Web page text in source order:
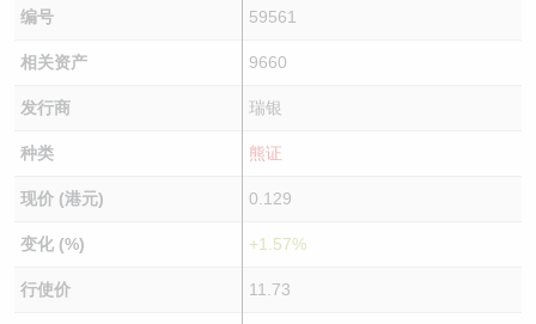
编号 59561
相关资产 9660
发行商 瑞银
种类 熊证
现价 (港元) 0.129
变化 (%) +1.57%
行使价 11.73
认股证文件及公告 (瑞信)
牛熊证速算机
牛熊证文件及公告 (瑞信)
即市板块表现
收市竞价变化